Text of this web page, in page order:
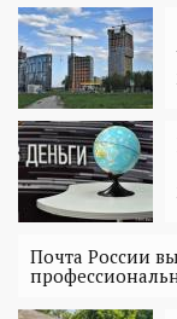
Почта России